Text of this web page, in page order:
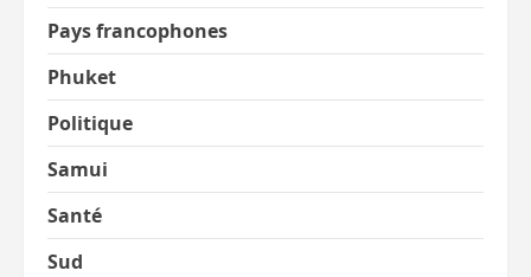
Pays francophones
Phuket
Politique
Samui
Santé
Sud